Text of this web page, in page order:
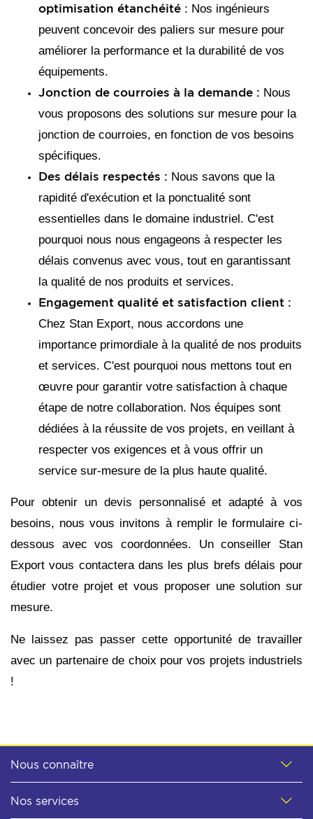
optimisation étanchéité : Nos ingénieurs
peuvent concevoir des paliers sur mesure pour
améliorer la performance et la durabilité de vos
équipements.
Jonction de courroies à la demande : Nous
vous proposons des solutions sur mesure pour la
jonction de courroies, en fonction de vos besoins
spécifiques.
Des délais respectés : Nous savons que la
rapidité d'exécution et la ponctualité sont
essentielles dans le domaine industriel. C'est
pourquoi nous nous engageons à respecter les
délais convenus avec vous, tout en garantissant
la qualité de nos produits et services.
Engagement qualité et satisfaction client :
Chez Stan Export, nous accordons une
importance primordiale à la qualité de nos produits
et services. C'est pourquoi nous mettons tout en
œuvre pour garantir votre satisfaction à chaque
étape de notre collaboration. Nos équipes sont
dédiées à la réussite de vos projets, en veillant à
respecter vos exigences et à vous offrir un
service sur-mesure de la plus haute qualité.
Pour obtenir un devis personnalisé et adapté à vos
besoins, nous vous invitons à remplir le formulaire ci-
dessous avec vos coordonnées. Un conseiller Stan
Export vous contactera dans les plus brefs délais pour
étudier votre projet et vous proposer une solution sur
mesure.
Ne laissez pas passer cette opportunité de travailler
avec un partenaire de choix pour vos projets industriels
!
Nous connaître
Nos services